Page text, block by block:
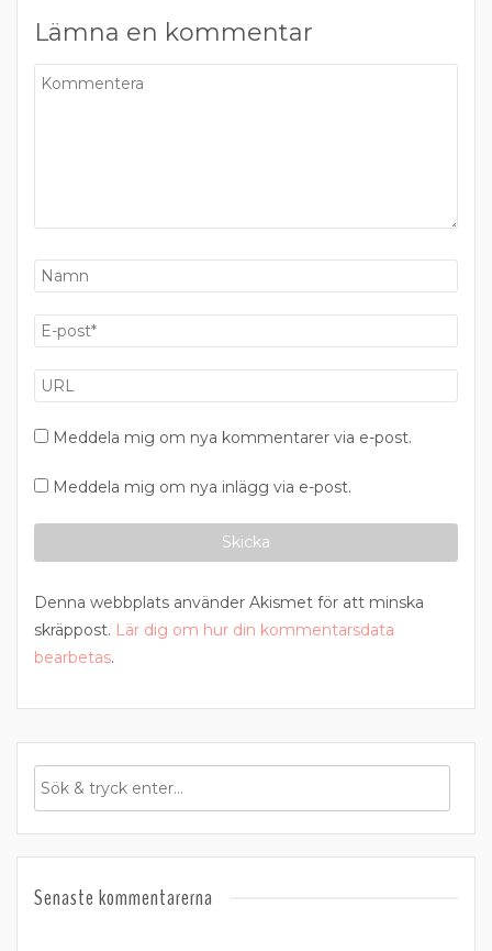
Lämna en kommentar
Meddela mig om nya kommentarer via e-post.
Meddela mig om nya inlägg via e-post.
Denna webbplats använder Akismet för att minska
skräppost. Lär dig om hur din kommentarsdata
bearbetas.
Senaste kommentarerna